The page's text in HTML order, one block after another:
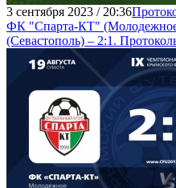
3 сентября 2023 / 20:36
ФК "Спарта-КТ"
(Севастополь) – 2:1.